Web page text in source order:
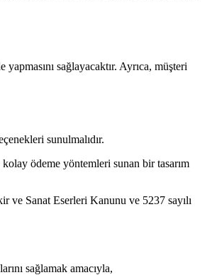
sağlayacaktır. Ayrıca, müşteri
sunulmalıdır.
ödeme yöntemleri sunan bir tasarım
ve Sanat Eserleri Kanunu ve 5237 sayılı
sağlamak amacıyla,